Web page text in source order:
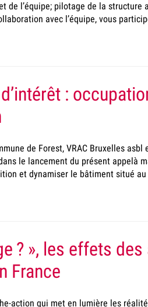
de l’équipe; pilotage de la
avec l’équipe, vous
:
de Forest, VRAC Bruxelles asbl
le lancement du présent appelà
et dynamiser le bâtiment situé
? », les effets
France
action qui met en lumière les